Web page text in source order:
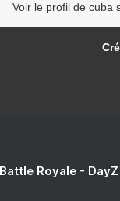
Voir le profil de cuba
Royale - DayZ